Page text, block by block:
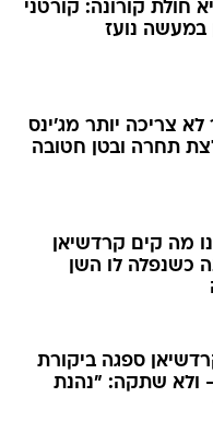
חולת קורונה: קורטני
במעשה נועז
לא צריכה יותר מג'ינס
תחרה ובטן חטובה
מה קים קרדשיאן
כשנפלה לו השן
ספגה ביקורת
- ולא שתקה: "נהנת